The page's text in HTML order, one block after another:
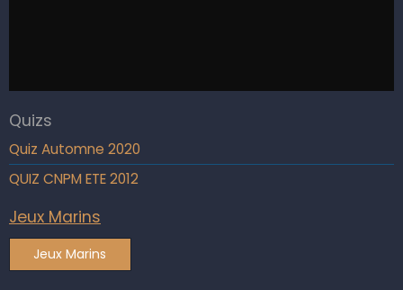
Quizs
Quiz Automne 2020
QUIZ CNPM ETE 2012
Jeux Marins
Jeux Marins